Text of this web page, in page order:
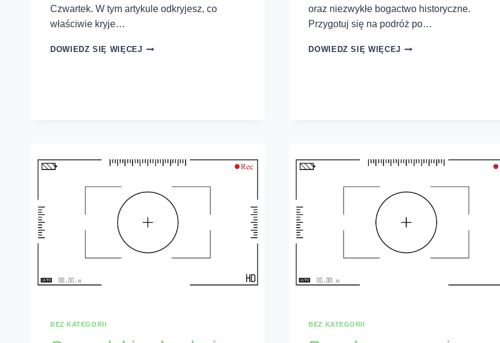
Czwartek. W tym artykule odkryjesz, co
właściwie kryje…
DOWIEDZ SIĘ WIĘCEJ
oraz niezwykłe bogactwo historyczne.
Przygotuj się na podróż po…
DOWIEDZ SIĘ WIĘCEJ
BEZ KATEGORII BEZ KATEGORII